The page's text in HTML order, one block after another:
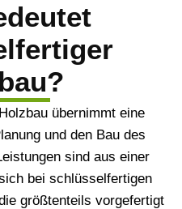
übernimmt eine
und den Bau des
sind aus einer
bei schlüsselfertigen
größtenteils vorgefertigt